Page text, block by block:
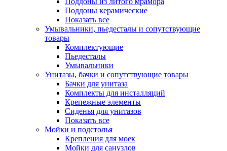
Поддоны керамические
Показать все
Умывальники, пьедесталы и сопутствующие
товары
Комплектующие
Пьедесталы
Умывальники
Унитазы, бачки и сопутствующие товары
Бачки для унитаза
Комплекты для инсталляций
Крепежные элементы
Сиденья для унитазов
Показать все
Мойки и подстолья
Крепления для моек
Мойки для санузлов